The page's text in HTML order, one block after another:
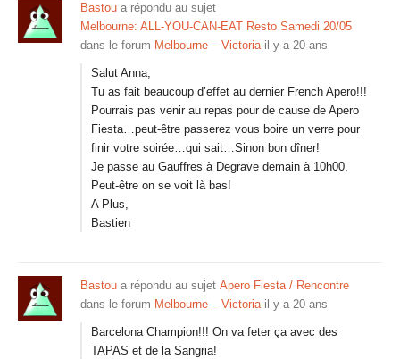
Bastou a répondu au sujet
Melbourne: ALL-YOU-CAN-EAT Resto Samedi 20/05
dans le forum Melbourne – Victoria il y a 20 ans
Salut Anna,
Tu as fait beaucoup d’effet au dernier French Apero!!!
Pourrais pas venir au repas pour de cause de Apero
Fiesta…peut-être passerez vous boire un verre pour
finir votre soirée…qui sait…Sinon bon dîner!
Je passe au Gauffres à Degrave demain à 10h00.
Peut-être on se voit là bas!
A Plus,
Bastien
Bastou a répondu au sujet Apero Fiesta / Rencontre
dans le forum Melbourne – Victoria il y a 20 ans
Barcelona Champion!!! On va feter ça avec des
TAPAS et de la Sangria!